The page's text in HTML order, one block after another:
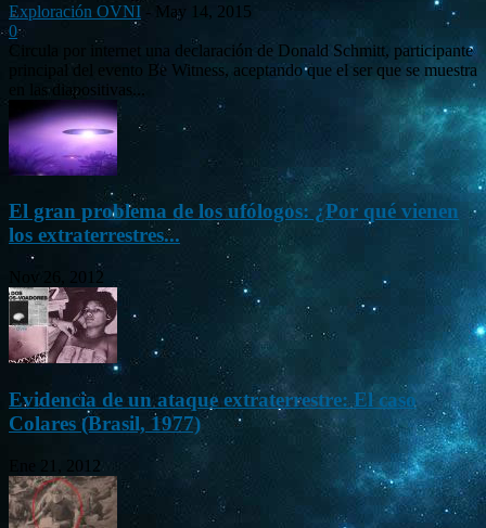
Exploración OVNI - May 14, 2015
0
Circula por internet una declaración de Donald Schmitt, participante
principal del evento Be Witness, aceptando que el ser que se muestra
en las diapositivas...
El gran problema de los ufólogos: ¿Por qué vienen
los extraterrestres...
Nov 26, 2012
Evidencia de un ataque extraterrestre: El caso
Colares (Brasil, 1977)
Ene 21, 2012